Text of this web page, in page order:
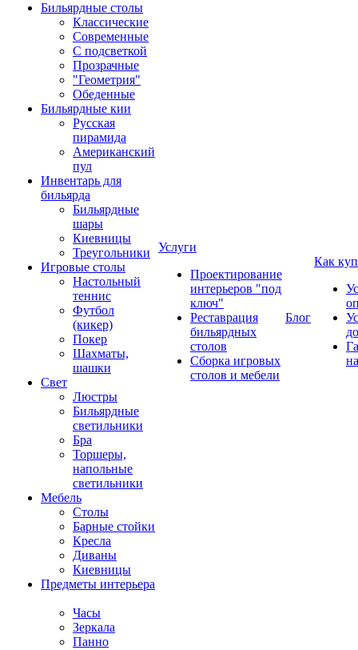
Бильярдные столы
Классические
Современные
С подсветкой
Прозрачные
"Геометрия"
Обеденные
Бильярдные кии
Русская
пирамида
Американский
пул
Инвентарь для
бильярда
Бильярдные
шары
Киевницы
Треугольники
Игровые столы
Настольный
теннис
Футбол
(кикер)
Покер
Шахматы,
шашки
Свет
Люстры
Бильярдные
светильники
Бра
Торшеры,
напольные
светильники
Мебель
Столы
Барные стойки
Кресла
Диваны
Киевницы
Предметы интерьера
Часы
Зеркала
Панно
Услуги
Проектирование
интерьеров "под
ключ"
Реставрация
бильярдных
столов
Сборка игровых
столов и мебели
Блог
Как